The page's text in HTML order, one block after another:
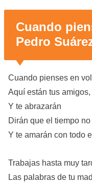
Cuando
Pedro
Cuando pienses en
Aquí están tus
Y te abrazarán
Dirán que el tiempo
Y te amarán con todo
Trabajas hasta muy
Las palabras de tu